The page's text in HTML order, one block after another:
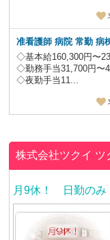
准看護師 病院 常勤 病
◇基本給160,300円〜
◇勤務手当31,700円〜
◇夜勤手当11...
株式会社ツクイ ツ
月9休！ 日勤の